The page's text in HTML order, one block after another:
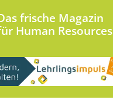
frische Magazin
Human Resources